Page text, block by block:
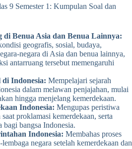
Benua Asia dan Benua Lainnya:
geografis, sosial, budaya,
negara di Asia dan benua lainnya,
antarruang tersebut memengaruhi
di Indonesia: Mempelajari sejarah
dalam melawan penjajahan, mulai
hingga menjelang kemerdekaan.
Indonesia: Mengupas peristiwa
proklamasi kemerdekaan, serta
bagi bangsa Indonesia.
Indonesia: Membahas proses
negara setelah kemerdekaan dan